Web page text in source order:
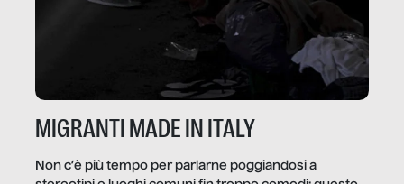
MIGRANTI MADE IN ITALY
Non c’è più tempo per parlarne poggiandosi a